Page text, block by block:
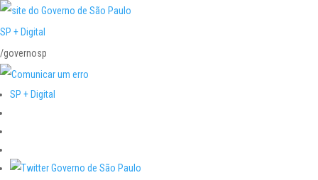
SP + Digital
/governosp
SP + Digital